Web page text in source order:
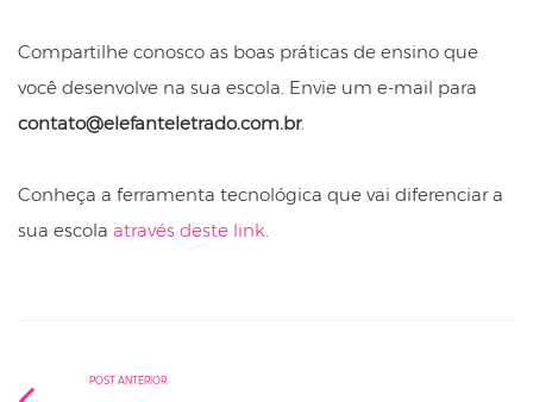
Compartilhe conosco as boas práticas de ensino que
você desenvolve na sua escola. Envie um e-mail para
contato@elefanteletrado.com.br.
Conheça a ferramenta tecnológica que vai diferenciar a
sua escola através deste link.
POST ANTERIOR